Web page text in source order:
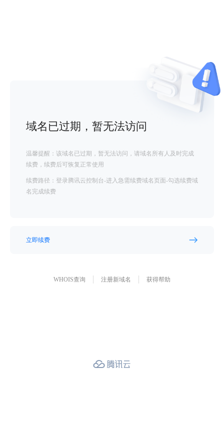
域名已过期，暂无法访问
温馨提醒：该域名已过期，暂无法访问，请域名所有人及时完成
续费，续费后可恢复正常使用
续费路径：登录腾讯云控制台-进入急需续费域名页面-勾选续费域
名完成续费
立即续费
WHOIS查询 注册新域名 获得帮助